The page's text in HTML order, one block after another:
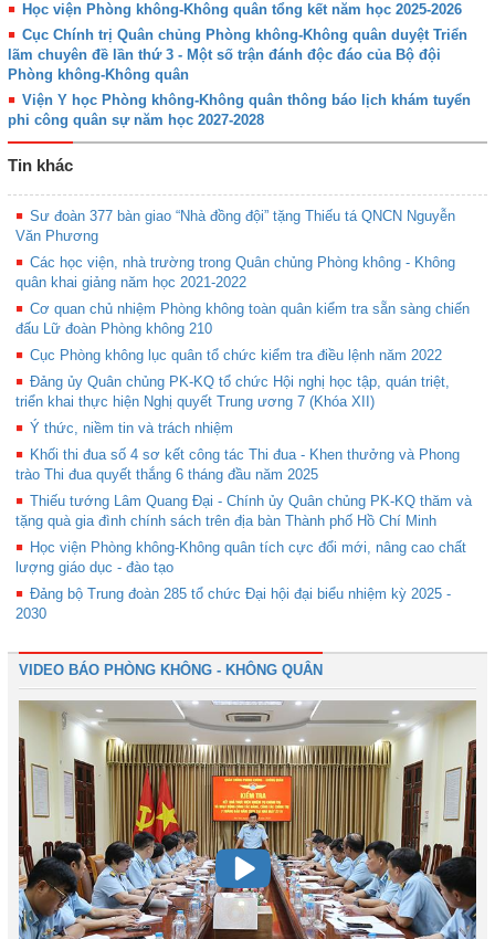
Học viện Phòng không-Không quân tổng kết năm học 2025-2026
Cục Chính trị Quân chủng Phòng không-Không quân duyệt Triển
lãm chuyên đề lần thứ 3 - Một số trận đánh độc đáo của Bộ đội
Phòng không-Không quân
Viện Y học Phòng không-Không quân thông báo lịch khám tuyển
phi công quân sự năm học 2027-2028
Tin khác
Sư đoàn 377 bàn giao “Nhà đồng đội” tặng Thiếu tá QNCN Nguyễn
Văn Phương
Các học viện, nhà trường trong Quân chủng Phòng không - Không
quân khai giảng năm học 2021-2022
Cơ quan chủ nhiệm Phòng không toàn quân kiểm tra sẵn sàng chiến
đấu Lữ đoàn Phòng không 210
Cục Phòng không lục quân tổ chức kiểm tra điều lệnh năm 2022
Đảng ủy Quân chủng PK-KQ tổ chức Hội nghị học tập, quán triệt,
triển khai thực hiện Nghị quyết Trung ương 7 (Khóa XII)
Ý thức, niềm tin và trách nhiệm
Khối thi đua số 4 sơ kết công tác Thi đua - Khen thưởng và Phong
trào Thi đua quyết thắng 6 tháng đầu năm 2025
Thiếu tướng Lâm Quang Đại - Chính ủy Quân chủng PK-KQ thăm và
tặng quà gia đình chính sách trên địa bàn Thành phố Hồ Chí Minh
Học viện Phòng không-Không quân tích cực đổi mới, nâng cao chất
lượng giáo dục - đào tạo
Đảng bộ Trung đoàn 285 tổ chức Đại hội đại biểu nhiệm kỳ 2025 -
2030
VIDEO BÁO PHÒNG KHÔNG - KHÔNG QUÂN